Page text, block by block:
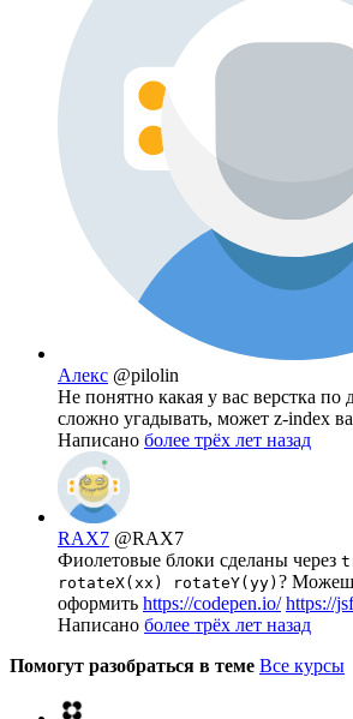
Алекс @pilolin
Не понятно какая у вас верстка по
сложно угадывать, может z-index
Написано более трёх лет назад
RAX7 @RAX7
Фиолетовые блоки сделаны через
rotateX(xx) rotateY(yy) ?
оформить https://codepen.io/ https://
Написано более трёх лет назад
Помогут разобраться в теме Все курсы